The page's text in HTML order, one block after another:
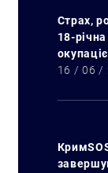
Страх,
18-
16 / 06 /